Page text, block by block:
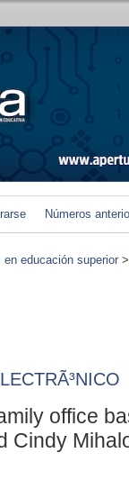
Números
educación superior
office
Cindy